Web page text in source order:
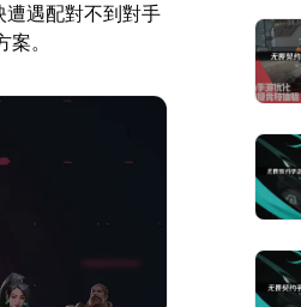
遇配對不到對手
。